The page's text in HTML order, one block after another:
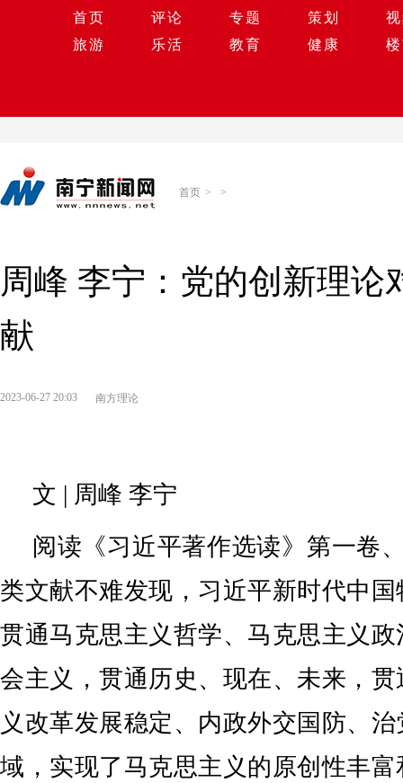
首页 评论 专题 策划
旅游
乐活 教育 健康
首页 > >
周峰 李宁：党的创新理
献
2023-06-27 20:03 南方理论
文 | 周峰 李宁
阅读《习近平著作选读》第一卷
类文献不难发现，习近平新时代中
贯通马克思主义哲学、马克思主义
会主义，贯通历史、现在、未来，
义改革发展稳定、内政外交国防、
域，实现了马克思主义的原创性丰